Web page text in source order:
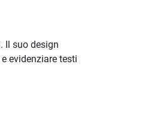
Il suo design
evidenziare testi